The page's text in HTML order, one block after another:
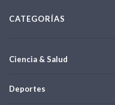
CATEGORÍAS
Ciencia & Salud
Deportes